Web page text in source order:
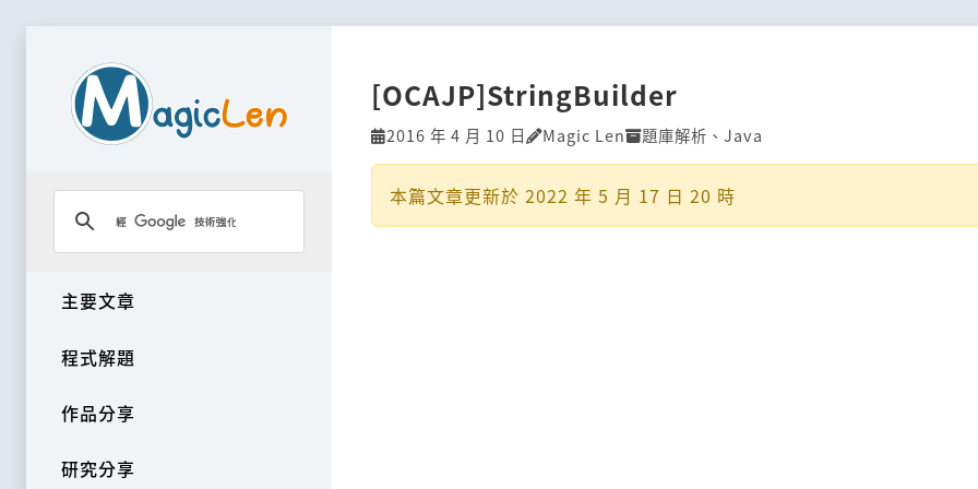
主要文章
程式解題
作品分享
研究分享
[OCAJP]StringBuilder
2016 年 4 月 10 日 Magic Len 題庫解析 、 Java
本篇文章更新於 2022 年 5 月 17 日 20 時